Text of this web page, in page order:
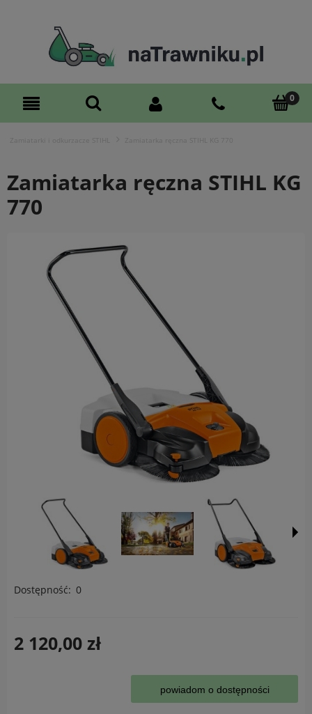
Zamiatarki i odkurzacze STIHL Zamiatarka ręczna STIHL KG 770
Zamiatarka ręczna STIHL KG
770
Dostępność: 0
2 120,00 zł
powiadom o dostępności